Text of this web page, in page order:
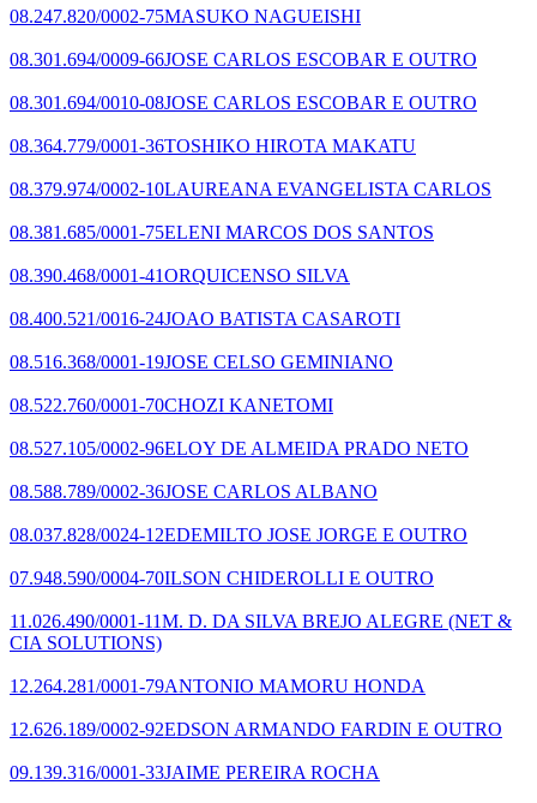
08.247.820/0002-75MASUKO NAGUEISHI
08.301.694/0009-66JOSE CARLOS ESCOBAR E OUTRO
08.301.694/0010-08JOSE CARLOS ESCOBAR E OUTRO
08.364.779/0001-36TOSHIKO HIROTA MAKATU
08.379.974/0002-10LAUREANA EVANGELISTA CARLOS
08.381.685/0001-75ELENI MARCOS DOS SANTOS
08.390.468/0001-41ORQUICENSO SILVA
08.400.521/0016-24JOAO BATISTA CASAROTI
08.516.368/0001-19JOSE CELSO GEMINIANO
08.522.760/0001-70CHOZI KANETOMI
08.527.105/0002-96ELOY DE ALMEIDA PRADO NETO
08.588.789/0002-36JOSE CARLOS ALBANO
08.037.828/0024-12EDEMILTO JOSE JORGE E OUTRO
07.948.590/0004-70ILSON CHIDEROLLI E OUTRO
11.026.490/0001-11M. D. DA SILVA BREJO ALEGRE (NET &
CIA SOLUTIONS)
12.264.281/0001-79ANTONIO MAMORU HONDA
12.626.189/0002-92EDSON ARMANDO FARDIN E OUTRO
09.139.316/0001-33JAIME PEREIRA ROCHA